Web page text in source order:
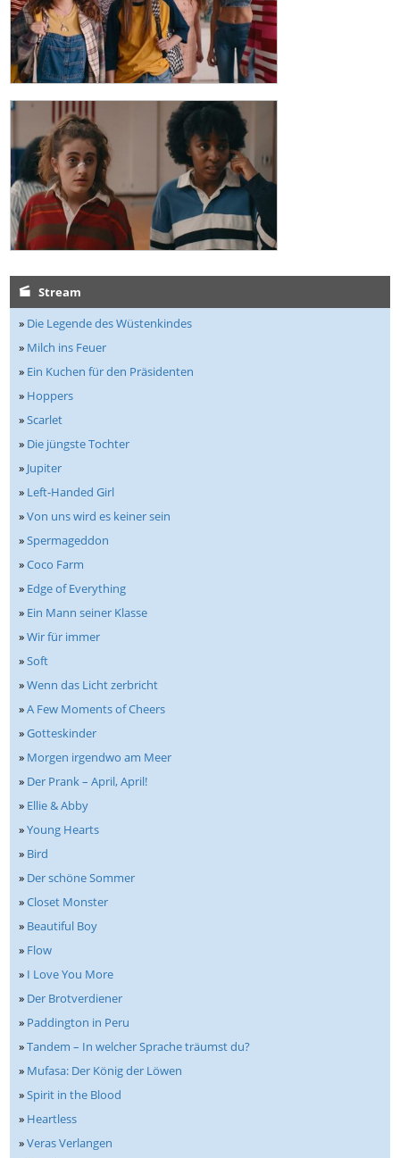
Stream
» Die Legende des Wüstenkindes
» Milch ins Feuer
» Ein Kuchen für den Präsidenten
» Hoppers
»Scarlet
» Die jüngste Tochter
» Jupiter
» Left-Handed Girl
»Von uns wird es keiner sein
»Spermageddon
»Coco Farm
» Edge of Everything
» Ein Mann seiner Klasse
»Wir für immer
»Soft
»Wenn das Licht zerbricht
»A Few Moments of Cheers
»Gotteskinder
» Morgen irgendwo am Meer
» Der Prank – April, April!
» Ellie & Abby
»Young Hearts
» Bird
» Der schöne Sommer
»Closet Monster
» Beautiful Boy
» Flow
» I Love You More
» Der Brotverdiener
» Paddington in Peru
»Tandem – In welcher Sprache träumst du?
» Mufasa: Der König der Löwen
»Spirit in the Blood
» Heartless
»Veras Verlangen